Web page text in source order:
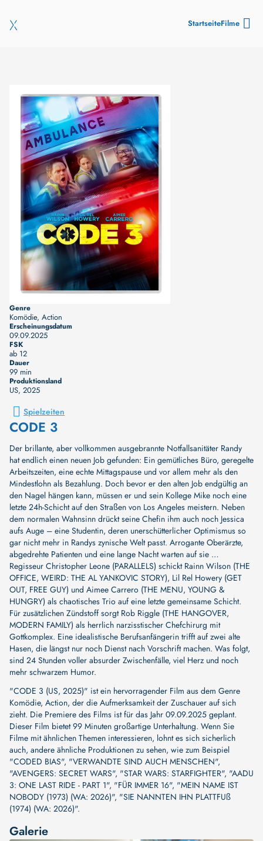
StartseiteFilme
Genre
Komödie, Action
Erscheinungsdatum
09.09.2025
FSK
ab 12
Dauer
99 min
Produktionsland
US, 2025
Spielzeiten
CODE 3
Der brillante, aber vollkommen ausgebrannte Notfallsanitäter Randy
hat endlich einen neuen Job gefunden: Ein gemütliches Büro, geregelte
Arbeitszeiten, eine echte Mittagspause und vor allem mehr als den
Mindestlohn als Bezahlung. Doch bevor er den alten Job endgültig an
den Nagel hängen kann, müssen er und sein Kollege Mike noch eine
letzte 24h-Schicht auf den Straßen von Los Angeles meistern. Neben
dem normalen Wahnsinn drückt seine Chefin ihm auch noch Jessica
aufs Auge – eine Studentin, deren unerschütterlicher Optimismus so
gar nicht mehr in Randys zynische Welt passt. Arrogante Oberärzte,
abgedrehte Patienten und eine lange Nacht warten auf sie …
Regisseur Christopher Leone (PARALLELS) schickt Rainn Wilson (THE
OFFICE, WEIRD: THE AL YANKOVIC STORY), Lil Rel Howery (GET
OUT, FREE GUY) und Aimee Carrero (THE MENU, YOUNG &
HUNGRY) als chaotisches Trio auf eine letzte gemeinsame Schicht.
Für zusätzlichen Zündstoff sorgt Rob Riggle (THE HANGOVER,
MODERN FAMILY) als herrlich narzisstischer Chefchirurg mit
Gottkomplex. Eine idealistische Berufsanfängerin trifft auf zwei alte
Hasen, die längst nur noch Dienst nach Vorschrift machen. Was folgt,
sind 24 Stunden voller absurder Zwischenfälle, viel Herz und noch
mehr schwarzem Humor.
"CODE 3 (US, 2025)" ist ein hervorragender Film aus dem Genre
Komödie, Action, der die Aufmerksamkeit der Zuschauer auf sich
zieht. Die Premiere des Films ist für das Jahr 09.09.2025 geplant.
Dieser Film bietet 99 Minuten großartige Unterhaltung. Wenn Sie
Filme mit ähnlichen Themen interessieren, lohnt es sich sicherlich
auch, andere ähnliche Produktionen zu sehen, wie zum Beispiel
"CODED BIAS", "VERWANDTE SIND AUCH MENSCHEN",
"AVENGERS: SECRET WARS", "STAR WARS: STARFIGHTER", "AADU
3: ONE LAST RIDE - PART 1", "FÜR IMMER 16", "MEIN NAME IST
NOBODY (1973) (WA: 2026)", "SIE NANNTEN IHN PLATTFUß
(1974) (WA: 2026)".
Galerie